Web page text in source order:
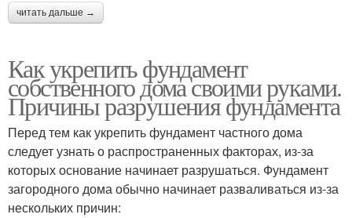
читать дальше →
Как укрепить фундамент
собственного дома своими руками.
Причины разрушения фундамента
Перед тем как укрепить фундамент частного дома
следует узнать о распространенных факторах, из-за
которых основание начинает разрушаться. Фундамент
загородного дома обычно начинает разваливаться из-за
нескольких причин: